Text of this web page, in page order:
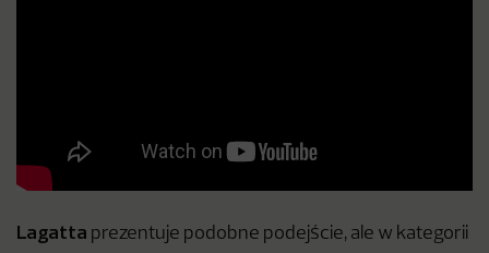
Lagatta prezentuje podobne podejście, ale w kategorii